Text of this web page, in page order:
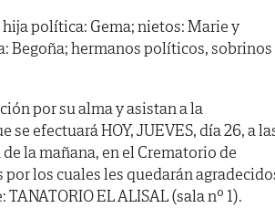
política: Gema; nietos: Marie y
Begoña; hermanos políticos, sobrinos
por su alma y asistan a la
se efectuará HOY, JUEVES, día 26, a
de la mañana, en el Crematorio de
por los cuales les quedarán
EL ALISAL (sala nº 1).